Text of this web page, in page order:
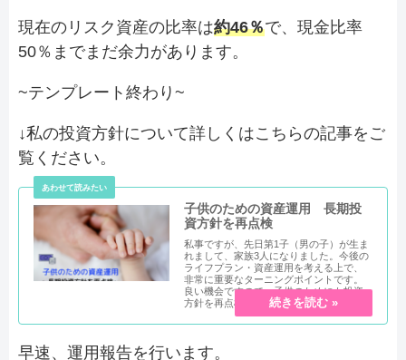
現在のリスク資産の比率は約46％で、現金比率
50％までまだ余力があります。
~テンプレート終わり~
↓私の投資方針について詳しくはこちらの記事をご
覧ください。
子供のための資産運用 長期投
資方針を再点検
私事ですが、先日第1子（男の子）が生ま
れまして、家族3人になりました。今後の
ライフプラン・資産運用を考える上で、
非常に重要なターニングポイントです。
良い機会ですので、子供のためにも投資
方針を再点検したいと思いま...
早速、運用報告を行います。